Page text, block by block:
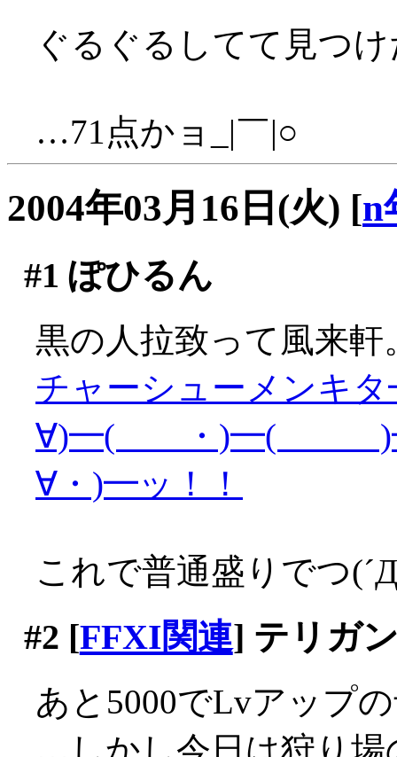
ぐるぐるしてて見つ
…71点かョ_|￣|○
2004年03月16日(火) [n
#1 ぽひるん
黒の人拉致って風来軒
チャーシューメン
∀)━( ・)━(
∀・)━ッ！！
これで普通盛りでつ
#2 [FFXI関連] テリガ
あと5000でLvアップ
…しかし今日は狩り場